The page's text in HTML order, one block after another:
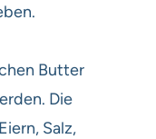
Butter
Die
Salz,